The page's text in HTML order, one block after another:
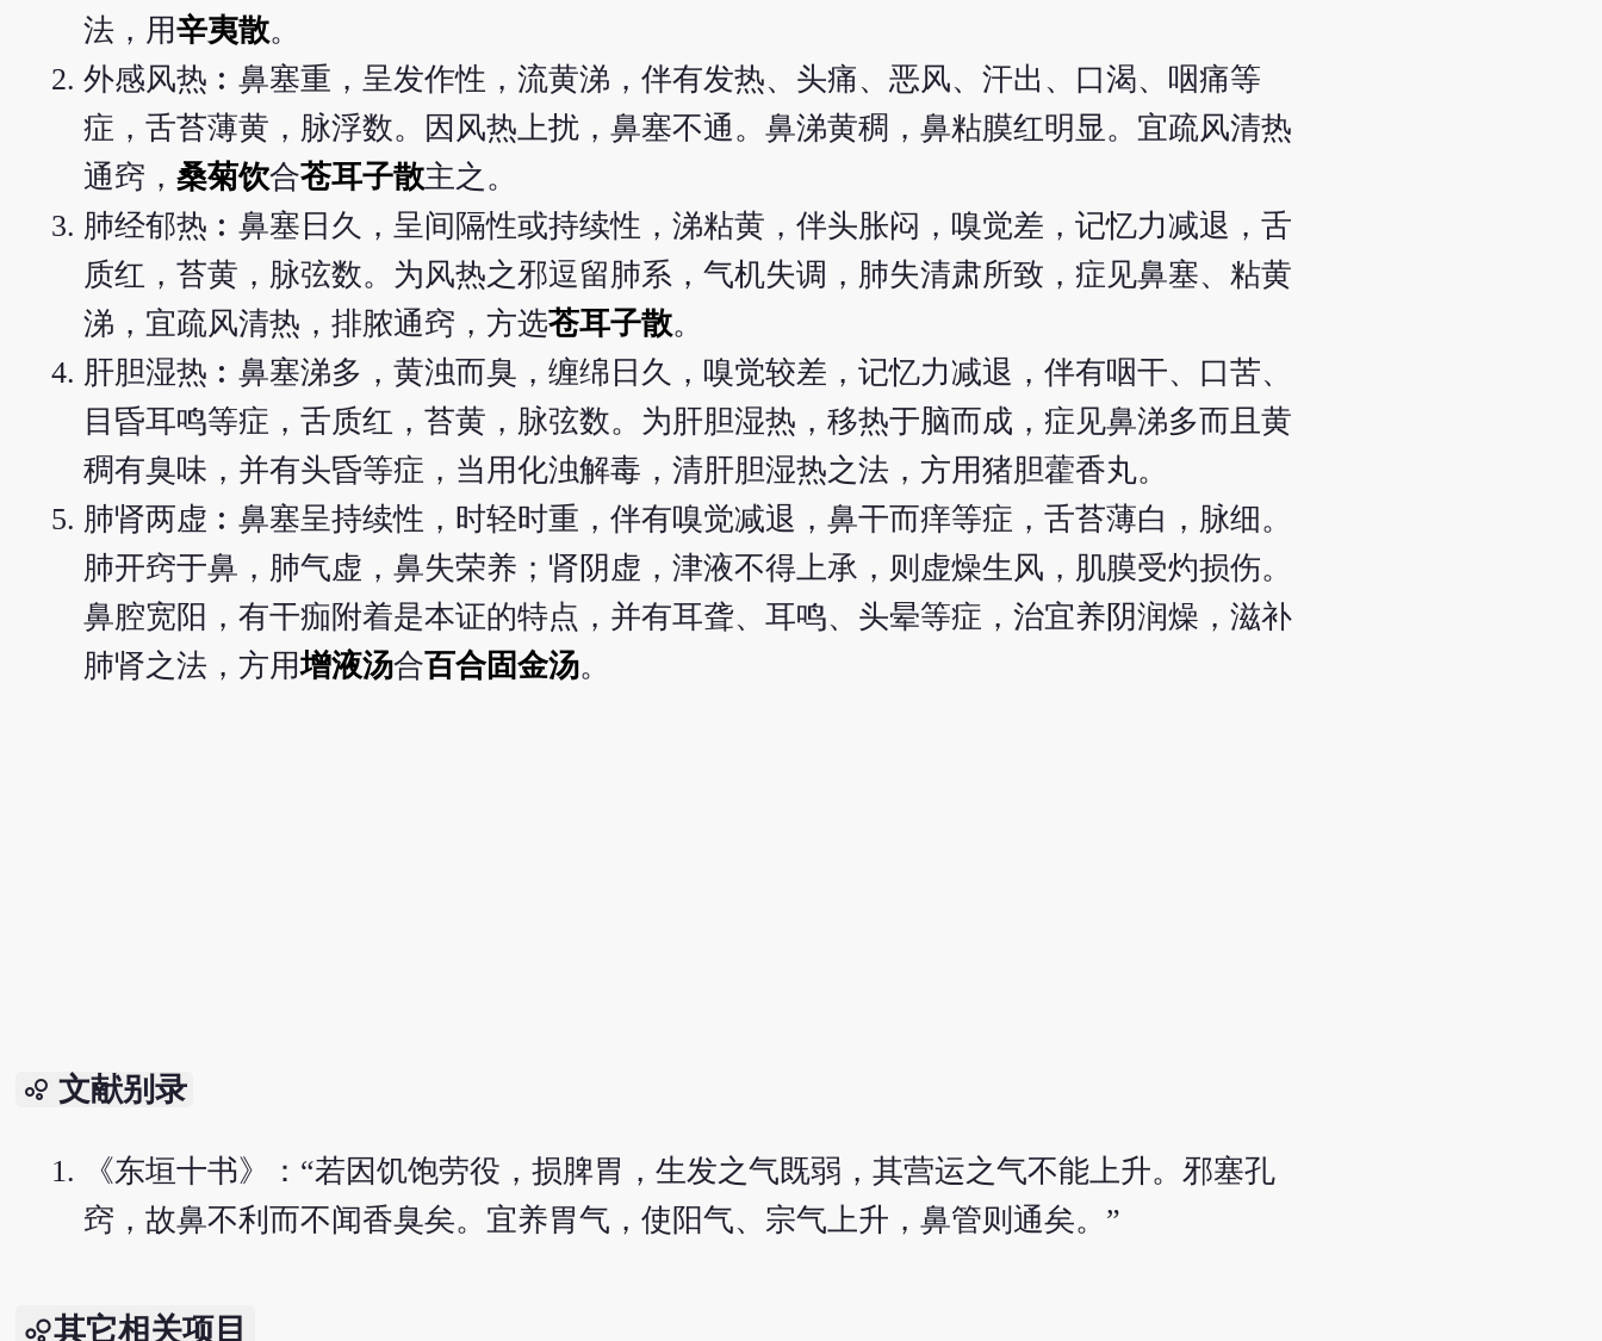
法，用辛夷散。
外感风热︰鼻塞重，呈发作性，流黄涕，伴有发热、头痛、恶风、汗出、口渴、咽痛等
症，舌苔薄黄，脉浮数。因风热上扰，鼻塞不通。鼻涕黄稠，鼻粘膜红明显。宜疏风清热
通窍， 桑菊饮合苍耳子散主之。
肺经郁热︰鼻塞日久，呈间隔性或持续性，涕粘黄，伴头胀闷，嗅觉差，记忆力减退，舌
质红，苔黄，脉弦数。为风热之邪逗留肺系，气机失调，肺失清肃所致，症见鼻塞、粘黄
涕，宜疏风清热，排脓通窍，方选苍耳子散。
肝胆湿热︰鼻塞涕多，黄浊而臭，缠绵日久，嗅觉较差，记忆力减退，伴有咽干、口苦、
目昏耳鸣等症，舌质红，苔黄，脉弦数。为肝胆湿热，移热于脑而成，症见鼻涕多而且黄
稠有臭味，并有头昏等症，当用化浊解毒，清肝胆湿热之法，方用猪胆藿香丸。
肺肾两虚︰鼻塞呈持续性，时轻时重，伴有嗅觉减退，鼻干而痒等症，舌苔薄白，脉细。
肺开窍于鼻，肺气虚，鼻失荣养；肾阴虚，津液不得上承，则虚燥生风，肌膜受灼损伤。
鼻腔宽阳，有干痂附着是本证的特点，并有耳聋、耳鸣、头晕等症，治宜养阴润燥，滋补
肺肾之法，方用增液汤合百合固金汤。
bubble_chart 文献别录
《东垣十书》：“若因饥饱劳役，损脾胃，生发之气既弱，其营运之气不能上升。邪塞孔
窍，故鼻不利而不闻香臭矣。宜养胃气，使阳气、宗气上升，鼻管则通矣。”
其它相关项目